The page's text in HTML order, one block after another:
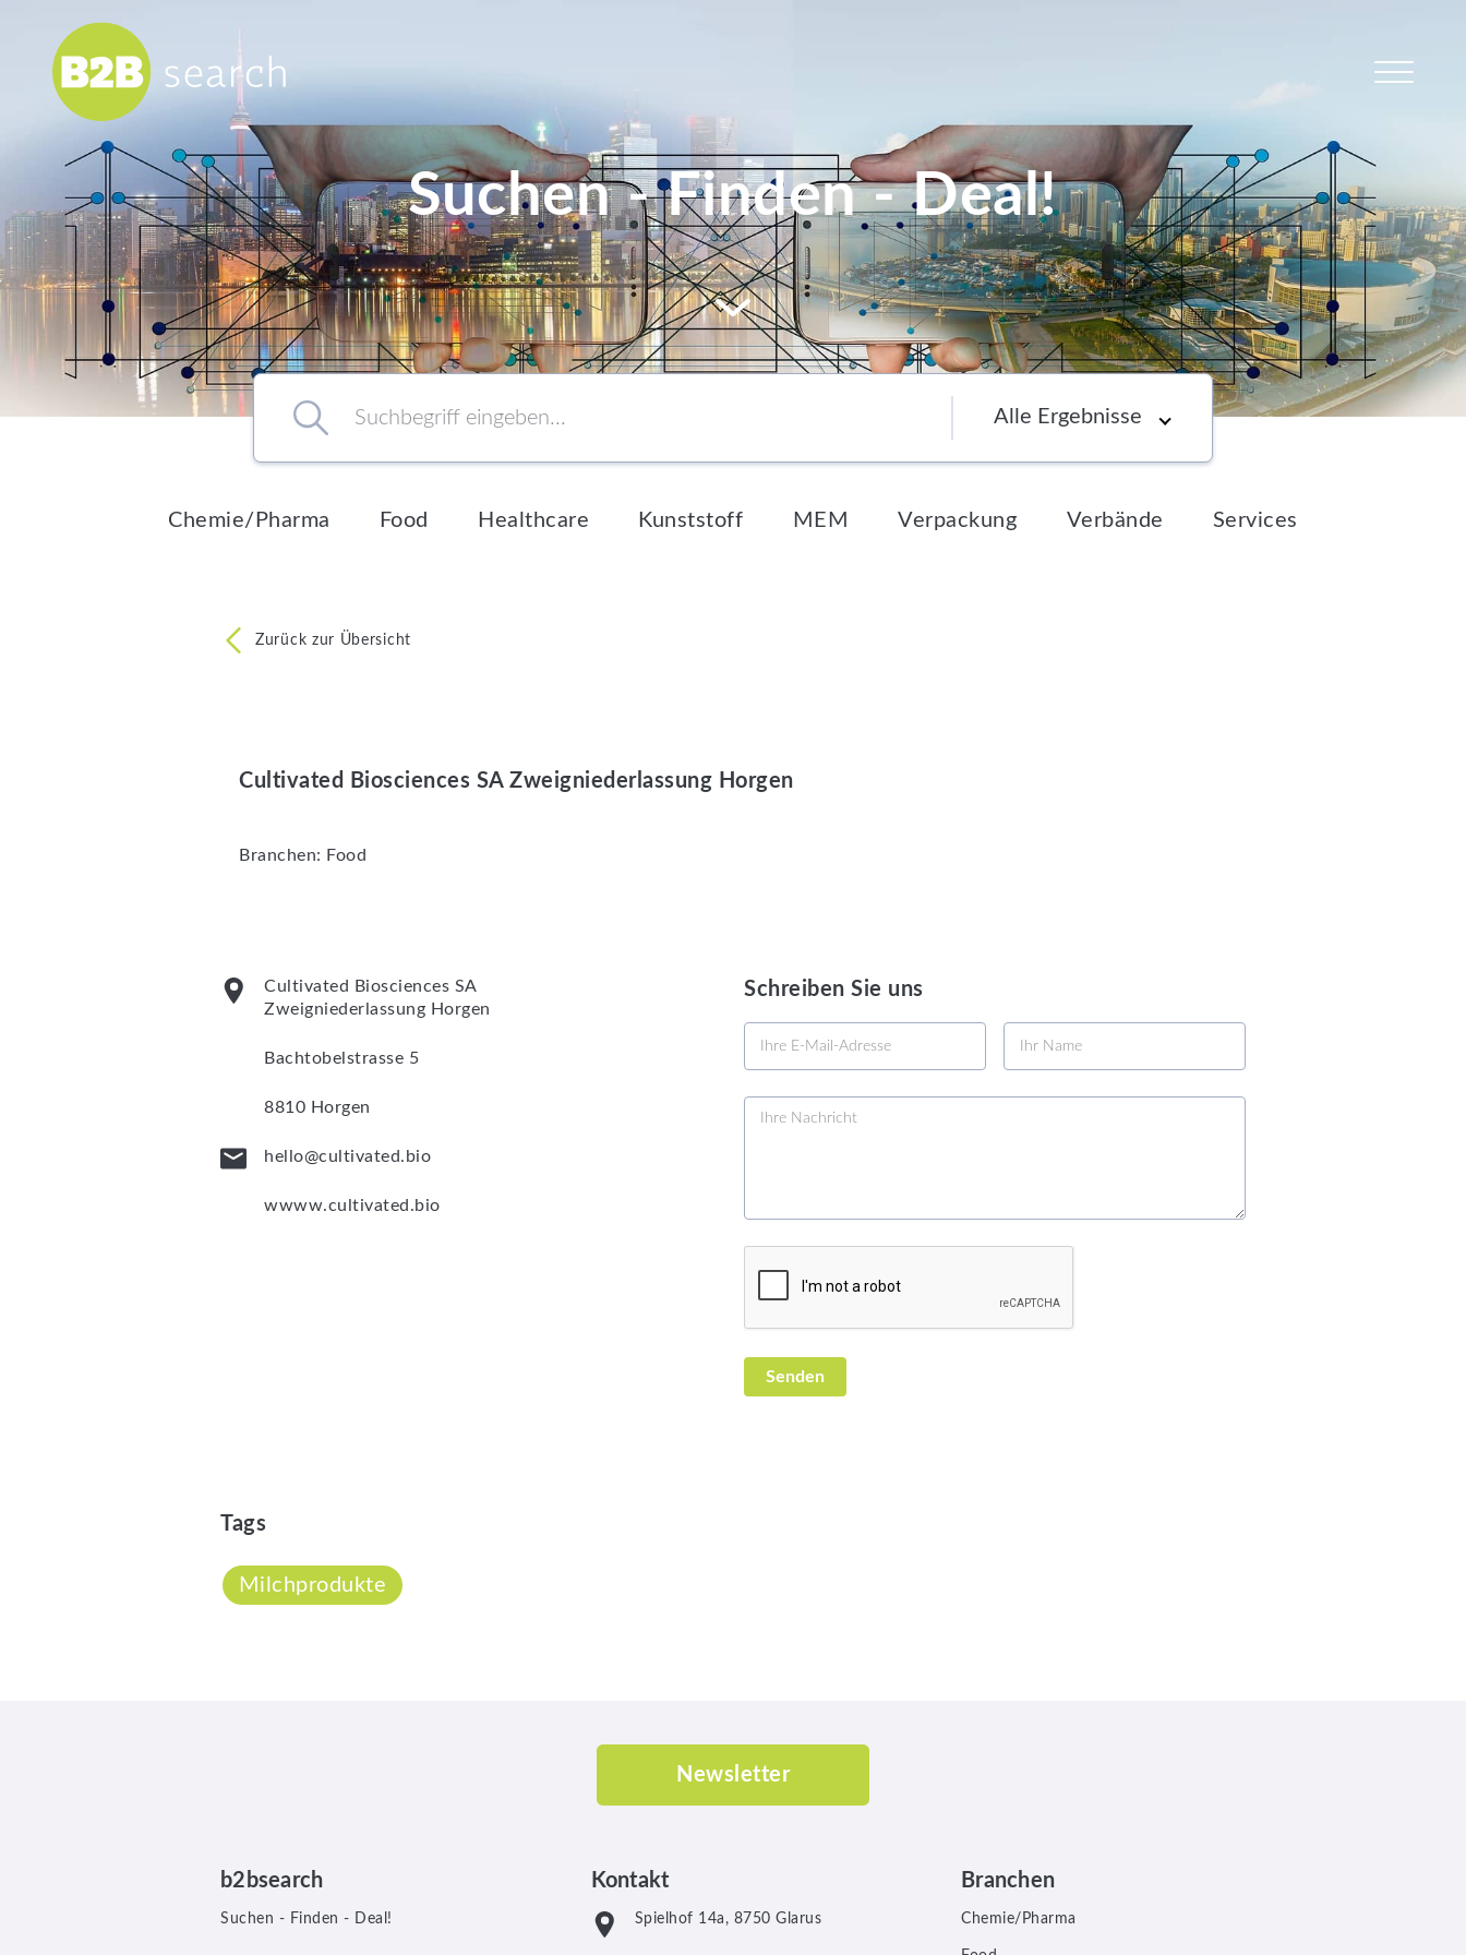
Chemie/Pharma
Food
Healthcare
Kunststoff
MEM
Verpackung
Verbände
Services
Newsletter
Suchen - Finden - Deal!
to content
Suchbegriff eingeben… Choose an option
Chemie/Pharma Food Healthcare Kunststoff MEM Verpackung Verbände Services
Zurück zur Übersicht
Cultivated Biosciences SA Zweigniederlassung Horgen
Branchen: Food
Cultivated Biosciences SA
Zweigniederlassung Horgen
Bachtobelstrasse 5
8810 Horgen
hello@cultivated.bio
wwww.cultivated.bio
Schreiben Sie uns
Tags
Milchprodukte
Newsletter
b2bsearch
Suchen - Finden - Deal!
Kontakt
Spielhof 14a, 8750 Glarus
Branchen
Chemie/Pharma